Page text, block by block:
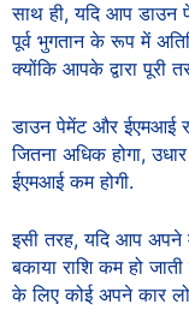
साथ ही, यदि आप
पूर्व भुगतान के रूप में
क्योंकि आपके द्वारा पूरी
डाउन पेमेंट और ईएमआई
जितना अधिक होगा,
ईएमआई कम होगी.
इसी तरह, यदि आप अपने
बकाया राशि कम हो
के लिए कोई अपने कार